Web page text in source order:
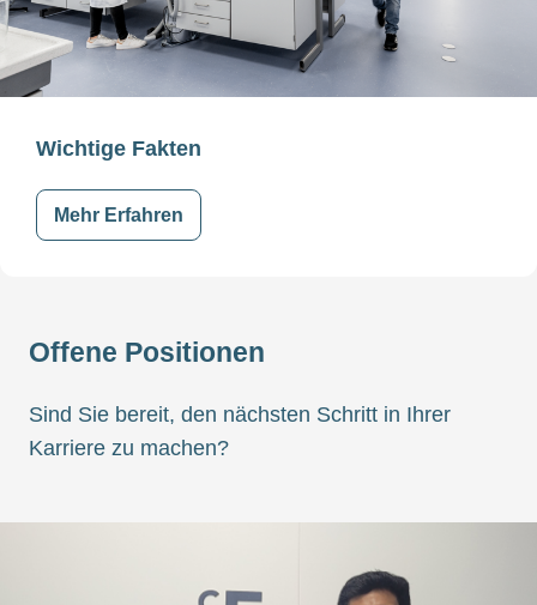
Wichtige Fakten
Mehr Erfahren
Offene Positionen
Sind Sie bereit, den nächsten Schritt in Ihrer
Karriere zu machen?